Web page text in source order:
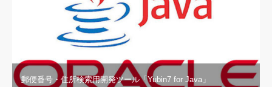
郵便番号・住所検索用開発ツール「Yubin7 for Java」